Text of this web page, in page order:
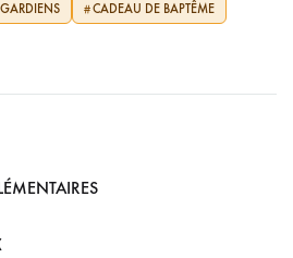
#CADEAU DE BAPTÊME